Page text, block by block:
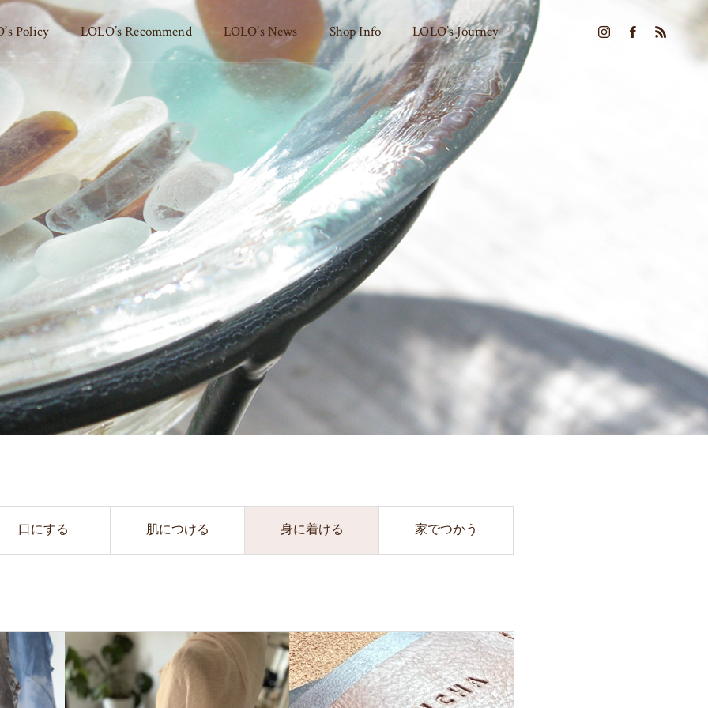
Policy LOLO’s Recommend LOLO’s News Shop Info LOLO’s Journey
LOLO’s Recommend
口にする 肌につける 身に着ける 家でつかう